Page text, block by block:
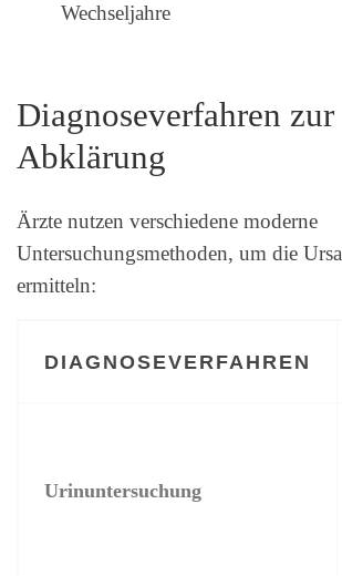
Wechseljahre
Diagnoseverfahren zur
Abklärung
Ärzte nutzen verschiedene moderne
Untersuchungsmethoden, um die
ermitteln:
DIAGNOSEVERFAHREN
Urinuntersuchung